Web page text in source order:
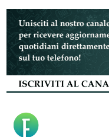
Vai
contenuto